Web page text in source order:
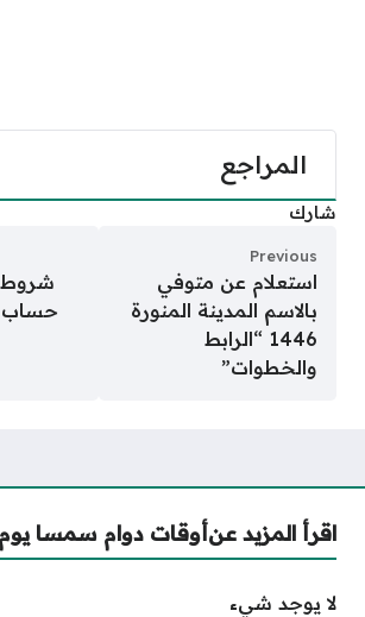
المراجع
شارك
Previous
استعلام عن متوفي
بالاسم المدينة المنورة
1446 “الرابط
والخطوات”
شروط
حساب
اقرأ المزيد عنأوقات دوام سمسا
لا يوجد شيء